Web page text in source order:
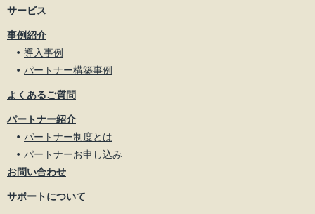
サービス
事例紹介
導入事例
パートナー構築事例
よくあるご質問
パートナー紹介
パートナー制度とは
パートナーお申し込み
お問い合わせ
サポートについて